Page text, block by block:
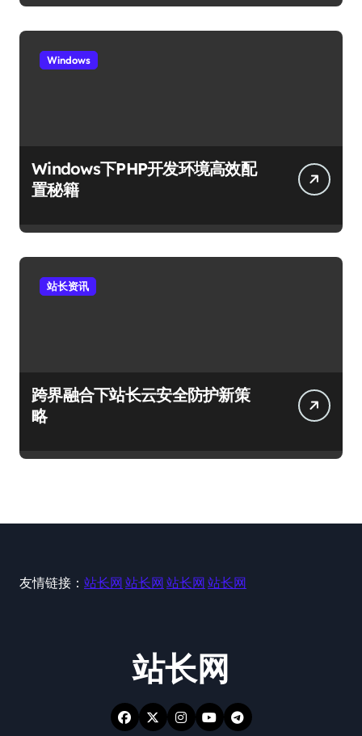
Windows
Windows下PHP开发环境高效配
置秘籍
站长资讯
跨界融合下站长云安全防护新策
略
友情链接： 站长网 站长网 站长网 站长网
站长网